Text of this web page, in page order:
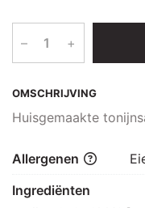
OMSCHRIJVING
Huisgemaakte
– +
Allergenen
Ingrediënten